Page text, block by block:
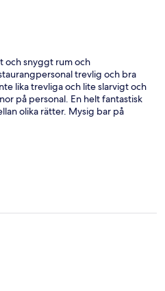
och snyggt rum och
trevlig och bra
lika trevliga och lite slarvigt och
på personal. En helt fantastisk
olika rätter. Mysig bar på